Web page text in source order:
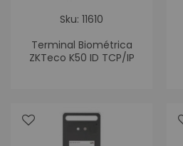
Sku: 11610
Terminal Biométrica
ZKTeco K50 ID TCP/IP